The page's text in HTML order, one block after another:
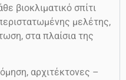
βιοκλιματικό σπίτι
μελέτης,
στα πλαίσια της
αρχιτέκτονες –